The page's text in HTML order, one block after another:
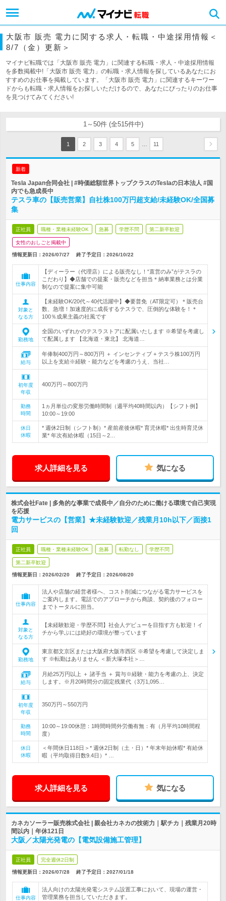
大阪市 販売 電力に関する求人・転職・中途採用情報＜
8/7（金）更新＞
マイナビ転職では「大阪市 販売 電力」に関連する転職・求人・中途採用情報
を多数掲載中!「大阪市 販売 電力」の転職・求人情報を探しているあなたにお
すすめのお仕事を掲載しています。「大阪市 販売 電力」に関連するキーワー
ドからも転職・求人情報をお探しいただけるので、あなたにぴったりのお仕事
を見つけてみてください!
1～50件 (全515件中)
1 2 3 4 5 11
新着
Tesla Japan合同会社 | #時価総額世界トップクラスのTeslaの日本法人 #国
内でも急成長中
テスラ車の【販売営業】自社株100万円超支給/未経験OK/全国募
集
正社員 職種・業種未経験OK 急募 学歴不問 第二新卒歓迎
女性のおしごと掲載中
情報更新日：2026/07/27 終了予定日： 2026/10/22
仕事内容
【ディーラー（代理店）による販売なし！“直営のみ”がテスラの
こだわり】◆店舗での提案・販売などを担当＊納車業務とは分業
制なので提案に集中可能
対象と
なる方
【未経験OK/20代～40代活躍中】◆要普免（AT限定可）＊販売台
数、急増！加速度的に成長するテスラで、圧倒的な体験を！＊
100％成果主義の社風です
勤務地
全国のいずれかのテスラストアに配属いたします ※希望を考慮し
て配属します 【北海道・東北】 北海道…
給与
年俸制400万円～800万円 ＋ インセンティブ + テスラ株100万円
以上を支給※経験・能力などを考慮のうえ、当社…
初年度
年収
400万円～800万円
勤務
時間
1ヵ月単位の変形労働時間制（週平均40時間以内）【シフト例】
10:00～19:00
休日
休暇
* 週休2日制（シフト制）* 産前産後休暇* 育児休暇* 出生時育児休
業* 年次有給休暇（15日～2…
求人詳細を見る 気になる
株式会社Fate | 多角的な事業で成長中／自分のために働ける環境で自己実現
を応援
電力サービスの【営業】★未経験歓迎／残業月10h以下／面接1
回
正社員 職種・業種未経験OK 急募 転勤なし 学歴不問
第二新卒歓迎
情報更新日：2026/02/20 終了予定日： 2026/08/20
仕事内容
法人や店舗の経営者様へ、コスト削減につながる電力サービスを
ご案内します。電話でのアプローチから商談、契約後のフォロー
までトータルに担当。
対象と
なる方
【未経験歓迎・学歴不問】社会人デビューを目指す方も歓迎！イ
チから学ぶには絶好の環境が整っています
勤務地
東京都文京区または大阪府大阪市西区 ※希望を考慮して決定しま
す ※転勤はありません ＜新大塚本社＞…
給与
月給25万円以上 ＋ 諸手当 ＋ 賞与※経験・能力を考慮の上、決定
します。※月20時間分の固定残業代（3万1,095…
初年度
年収
350万円～550万円
勤務
時間
10:00～19:00休憩：1時間時間外労働有無：有（月平均10時間程
度）
休日
休暇
＜年間休日118日＞* 週休2日制（土・日）* 年末年始休暇* 有給休
暇（平均取得日数9.4日）* …
求人詳細を見る 気になる
カネカソーラー販売株式会社 | 親会社カネカの技術力｜駅チカ｜残業月20時
間以内｜年休121日
大阪／太陽光発電の【電気設備施工管理】
正社員 完全週休2日制
情報更新日：2026/07/28 終了予定日： 2027/01/18
仕事内容
法人向けの太陽光発電システム設置工事において、現場の運営・
管理業務を担当していただきます。